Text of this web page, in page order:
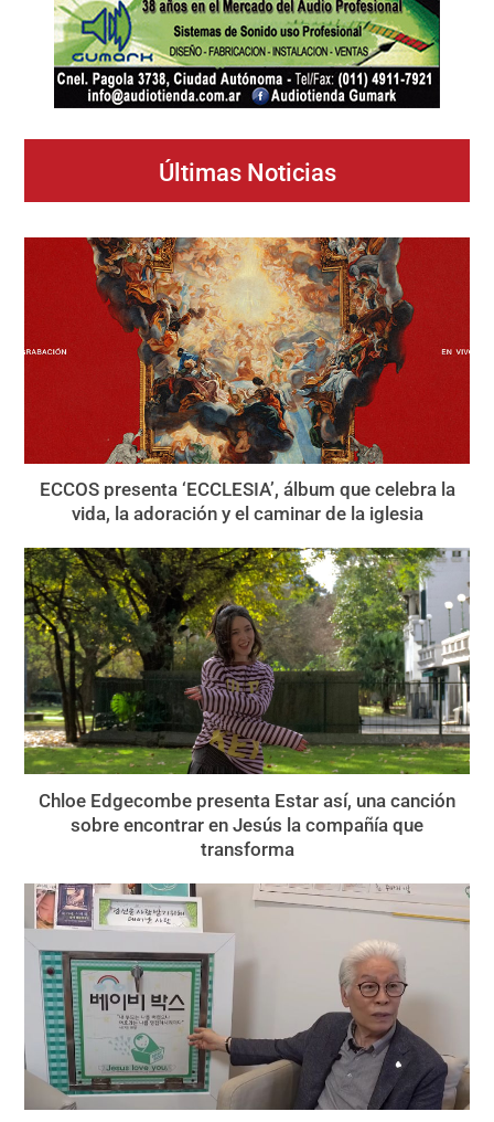
Últimas Noticias
ECCOS presenta ‘ECCLESIA’, álbum que celebra la
vida, la adoración y el caminar de la iglesia
Chloe Edgecombe presenta Estar así, una canción
sobre encontrar en Jesús la compañía que
transforma